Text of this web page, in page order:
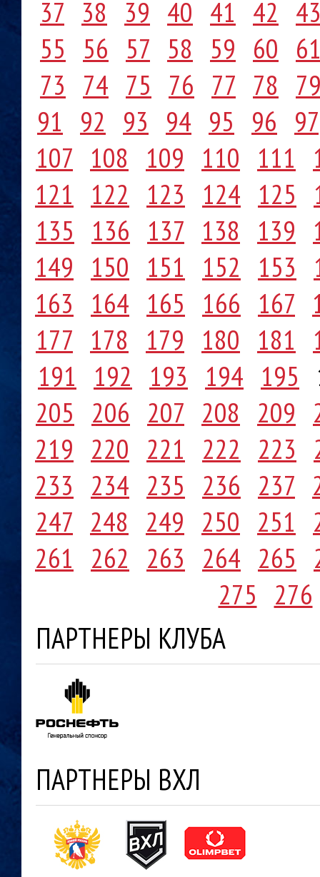
37 38 39 40 41 42
55 56 57 58 59 60
73 74 75 76 77 78
91 92 93 94 95 96 97
107 108 109 110 111
121 122 123 124 125
135 136 137 138 139
149 150 151 152 153
163 164 165 166 167
177 178 179 180 181
191 192 193 194 195
205 206 207 208 209
219 220 221 222 223
233 234 235 236 237
247 248 249 250 251
261 262 263 264 265
275 276
ПАРТНЕРЫ КЛУБА
ПАРТНЕРЫ ВХЛ